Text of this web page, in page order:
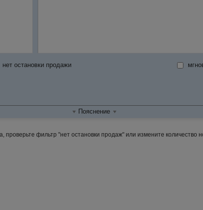
нет остановки продажи
Пояснение
фильтр "нет остановки продаж" или измените количество